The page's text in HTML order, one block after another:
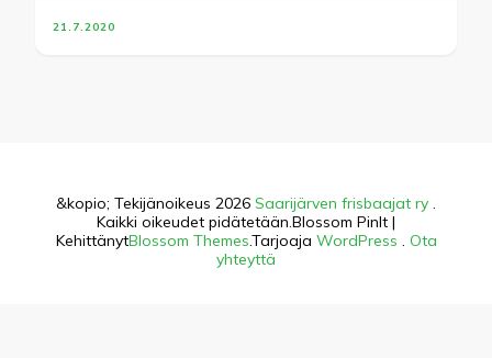
21.7.2020
&kopio; Tekijänoikeus 2026 Saarijärven frisbaajat ry .
Kaikki oikeudet pidätetään.Blossom PinIt |
KehittänytBlossom Themes.Tarjoaja WordPress . Ota
yhteyttä